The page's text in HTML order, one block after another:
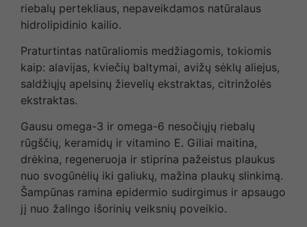
riebalų pertekliaus, nepaveikdamos natūralaus
hidrolipidinio kailio.
Praturtintas natūraliomis medžiagomis, tokiomis
kaip: alavijas, kviečių baltymai, avižų sėklų aliejus,
saldžiųjų apelsinų žievelių ekstraktas, citrinžolės
ekstraktas.
Gausu omega-3 ir omega-6 nesočiųjų riebalų
rūgščių, keramidų ir vitamino E. Giliai maitina,
drėkina, regeneruoja ir stiprina pažeistus plaukus
nuo svogūnėlių iki galiukų, mažina plaukų slinkimą.
Šampūnas ramina epidermio sudirgimus ir apsaugo
jį nuo žalingo išorinių veiksnių poveikio.